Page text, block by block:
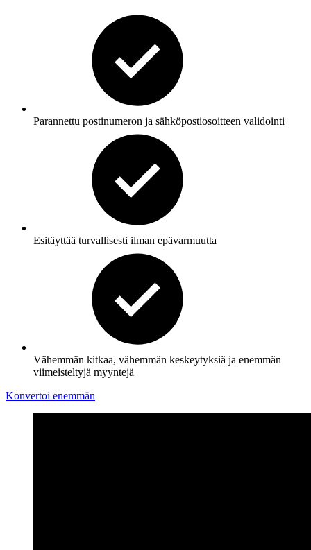
Parannettu postinumeron ja sähköpostiosoitteen validointi
Esitäyttää turvallisesti ilman epävarmuutta
Vähemmän kitkaa, vähemmän keskeytyksiä ja enemmän
viimeisteltyjä myyntejä
Konvertoi enemmän